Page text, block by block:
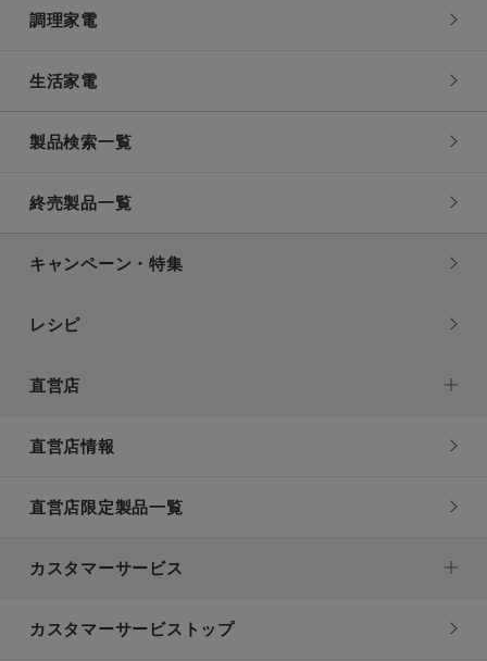
調理家電
生活家電
製品検索一覧
終売製品一覧
キャンペーン・特集
レシピ
直営店
直営店情報
直営店限定製品一覧
カスタマーサービス
カスタマーサービストップ